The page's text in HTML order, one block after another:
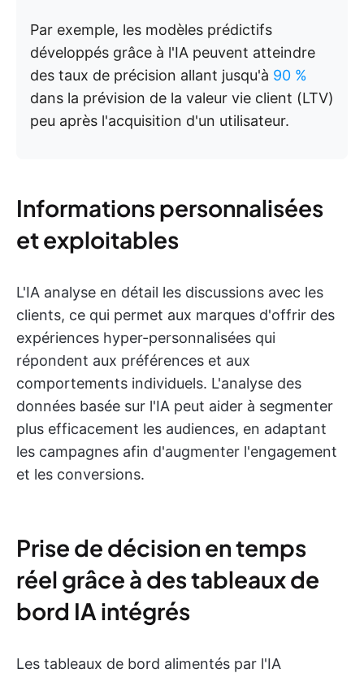
Par exemple, les modèles prédictifs
développés grâce à l'IA peuvent atteindre
des taux de précision allant jusqu'à 90 %
dans la prévision de la valeur vie client (LTV)
peu après l'acquisition d'un utilisateur.
Informations personnalisées
et exploitables
L'IA analyse en détail les discussions avec les
clients, ce qui permet aux marques d'offrir des
expériences hyper-personnalisées qui
répondent aux préférences et aux
comportements individuels. L'analyse des
données basée sur l'IA peut aider à segmenter
plus efficacement les audiences, en adaptant
les campagnes afin d'augmenter l'engagement
et les conversions.
Prise de décision en temps
réel grâce à des tableaux de
bord IA intégrés
Les tableaux de bord alimentés par l'IA